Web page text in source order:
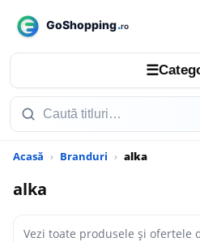
☰
Acasă Branduri alka
alka
Vezi toate produsele și ofertele